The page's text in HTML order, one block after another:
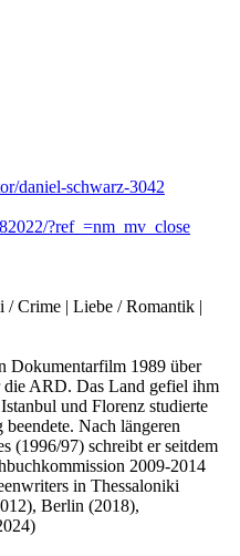
daniel-schwarz-3042
?ref_=nm_mv_close
Crime | Liebe / Romantik |
Dokumentarfilm 1989 über
ARD. Das Land gefiel ihm
und Florenz studierte
Nach längeren
(1996/97) schreibt er seitdem
2009-2014
in Thessaloniki
Berlin (2018),